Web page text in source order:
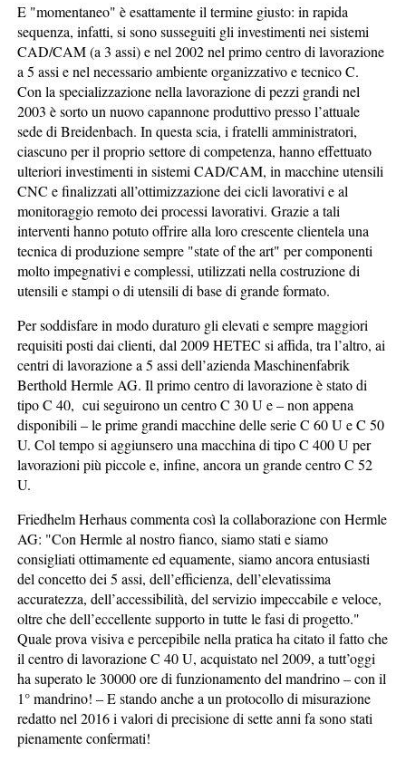
E "momentaneo" è esattamente il termine giusto: in rapida
sequenza, infatti, si sono susseguiti gli investimenti nei sistemi
CAD/CAM (a 3 assi) e nel 2002 nel primo centro di lavorazione
a 5 assi e nel necessario ambiente organizzativo e tecnico C.
Con la specializzazione nella lavorazione di pezzi grandi nel
2003 è sorto un nuovo capannone produttivo presso l’attuale
sede di Breidenbach. In questa scia, i fratelli amministratori,
ciascuno per il proprio settore di competenza, hanno effettuato
ulteriori investimenti in sistemi CAD/CAM, in macchine utensili
CNC e finalizzati all’ottimizzazione dei cicli lavorativi e al
monitoraggio remoto dei processi lavorativi. Grazie a tali
interventi hanno potuto offrire alla loro crescente clientela una
tecnica di produzione sempre "state of the art" per componenti
molto impegnativi e complessi, utilizzati nella costruzione di
utensili e stampi o di utensili di base di grande formato.
Per soddisfare in modo duraturo gli elevati e sempre maggiori
requisiti posti dai clienti, dal 2009 HETEC si affida, tra l’altro, ai
centri di lavorazione a 5 assi dell’azienda Maschinenfabrik
Berthold Hermle AG. Il primo centro di lavorazione è stato di
tipo C 40, cui seguirono un centro C 30 U e – non appena
disponibili – le prime grandi macchine delle serie C 60 U e C 50
U. Col tempo si aggiunsero una macchina di tipo C 400 U per
lavorazioni più piccole e, infine, ancora un grande centro C 52
U.
Friedhelm Herhaus commenta così la collaborazione con Hermle
AG: "Con Hermle al nostro fianco, siamo stati e siamo
consigliati ottimamente ed equamente, siamo ancora entusiasti
del concetto dei 5 assi, dell’efficienza, dell’elevatissima
accuratezza, dell’accessibilità, del servizio impeccabile e veloce,
oltre che dell’eccellente supporto in tutte le fasi di progetto."
Quale prova visiva e percepibile nella pratica ha citato il fatto che
il centro di lavorazione C 40 U, acquistato nel 2009, a tutt’oggi
ha superato le 30000 ore di funzionamento del mandrino – con il
1° mandrino! – E stando anche a un protocollo di misurazione
redatto nel 2016 i valori di precisione di sette anni fa sono stati
pienamente confermati!